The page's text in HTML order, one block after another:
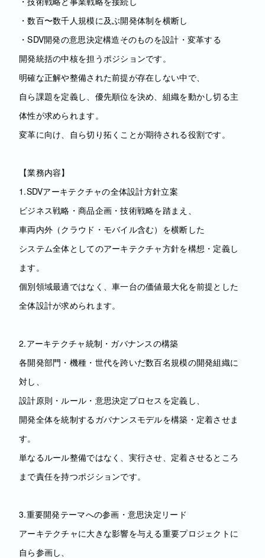
・数百〜数千人規模に及ぶ開発体制を横断し
・SDV開発の意思決定構造そのものを設計・変革する
開発統括の中核を担うポジションです。
明確な正解や整備された前提が存在しない中で、
自ら課題を定義し、優先順位を決め、組織を動かし切る主
体性が求められます。
変革に向け、自ら切り拓くことが期待される役割です。
【業務内容】
1.SDVアーキテクチャの全体設計方針立案
ビジネス戦略・商品企画・技術戦略を踏まえ、
車両内外（クラウド・モバイル含む）を横断した
システム全体としてのアーキテクチャ方針を構想・定義し
ます。
個別領域最適ではなく、車一台の価値最大化を前提とした
全体設計が求められます。
2.アーキテクチャ統制・ガバナンスの構築
各開発部門・機種・世代を跨いだ数百名規模の開発組織に
対し、
設計原則・ルール・意思決定プロセスを定義し、
開発全体を統制するガバナンスモデルを構築・定着させま
す。
単なるルール整備ではなく、実行させ、定着させるところ
まで責任を持つポジションです。
3.重要開発テーマへの参画・意思決定リード
アーキテクチャに大きな影響を与える重要プロジェクトに
自ら参画し、